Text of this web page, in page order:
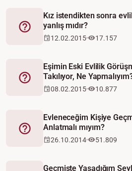
Fetva
Kız istendikten sonra
yanlış mıdır?
12.02.2015 17.157
Fetva
Eşimin Eski Evlilik
Takılıyor, Ne
08.02.2015 10.877
Fetva
Evleneceğim Kişiye
Anlatmalı mıyım?
26.10.2014 51.809
Geçmişte Yaşadığım